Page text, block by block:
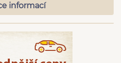
informací